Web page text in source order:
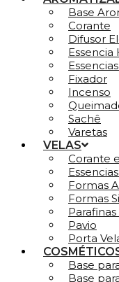
Base
Corante
Difusor
Essencia
Fixador
Incenso
Sachê
Varetas
VELAS
Corante
Formas
Formas
Parafinas
Pavio
Porta
Base
Base